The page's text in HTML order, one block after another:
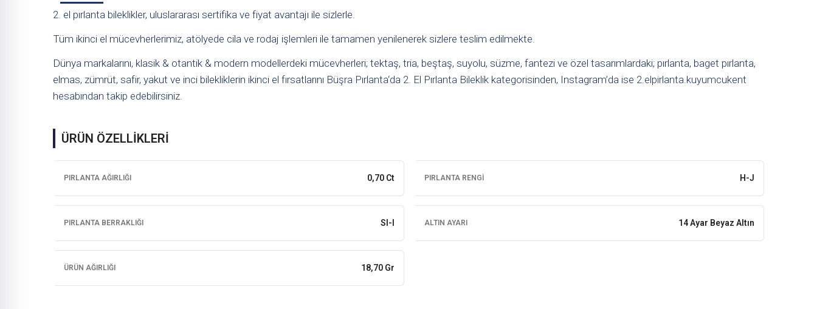
2. el pırlanta bileklikler, uluslararası sertifika ve fiyat avantajı ile sizlerle.
Tüm ikinci el mücevherlerimiz, atölyede cila ve rodaj işlemleri ile tamamen yenilenerek sizlere teslim edilmekte.
Dünya markalarını, klasik & otantik & modern modellerdeki mücevherleri; tektaş, tria, beştaş, suyolu, süzme, fantezi ve özel tasarımlardaki; pırlanta, baget pırlanta,
elmas, zümrüt, safir, yakut ve inci bilekliklerin ikinci el fırsatlarını Büşra Pırlanta‘da 2. El Pırlanta Bileklik kategorisinden, Instagram’da ise 2.elpirlanta.kuyumcukent
hesabından takip edebilirsiniz.
ÜRÜN ÖZELLİKLERİ
PIRLANTA AĞIRLIĞI 0,70 Ct PIRLANTA RENGI H-J
PIRLANTA BERRAKLIĞI SI-I ALTIN AYARI 14 Ayar Beyaz Altın
ÜRÜN AĞIRLIĞI 18,70 Gr